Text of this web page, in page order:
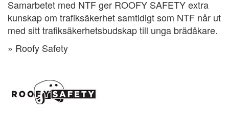
Samarbetet med NTF ger ROOFY SAFETY extra
kunskap om trafiksäkerhet samtidigt som NTF når ut
med sitt trafiksäkerhetsbudskap till unga brädåkare.
» Roofy Safety